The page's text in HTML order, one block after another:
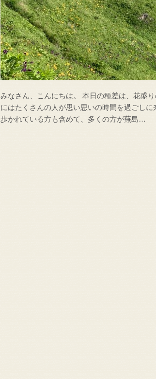
みなさん、こんにちは。 本日の種差は、花盛
にはたくさんの人が思い思いの時間を過ごし
歩かれている方も含めて、多くの方が蕪島…